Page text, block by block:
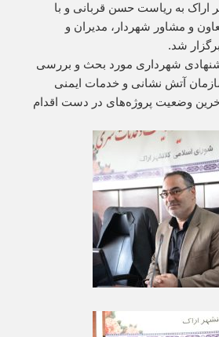
اراک به ریاست حسن قربانی و با
و مشاور شهردار، مدیران و
شد.
شهرداری مورد بحث و بررسی
آتش نشانی و خدمات ایمنی
وضعیت پروژه‌های در دست اقدام